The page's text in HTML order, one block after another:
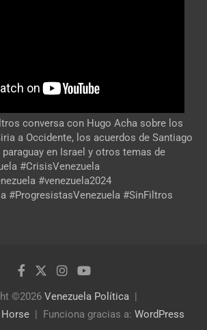
conversa con Hugo Acha sobre los
a Occidente, los acuerdos de Santiago
paraguay en Israel y otros temas de
#CrisisVenezuela
#venezuela2024
#ProgresistasVenezuela #SinFiltros
©2026 Venezuela Política
Funciona gracias a: WordPress